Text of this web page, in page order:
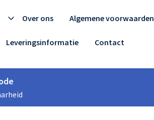
Over ons Algemene voorwaarden
Leveringsinformatie Contact